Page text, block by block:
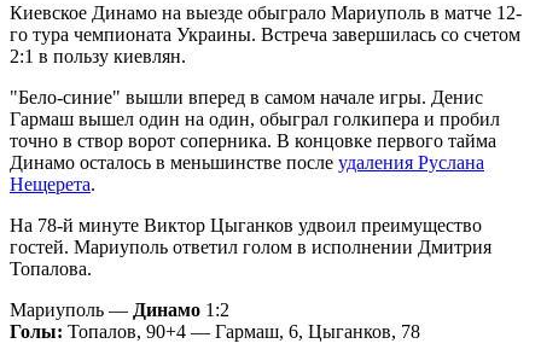
Киевское Динамо на выезде обыграло Мариуполь в матче 12-
го тура чемпионата Украины. Встреча завершилась со счетом
2:1 в пользу киевлян.
"Бело-синие" вышли вперед в самом начале игры. Денис
Гармаш вышел один на один, обыграл голкипера и пробил
точно в створ ворот соперника. В концовке первого тайма
Динамо осталось в меньшинстве после удаления Руслана
Нещерета.
На 78-й минуте Виктор Цыганков удвоил преимущество
гостей. Мариуполь ответил голом в исполнении Дмитрия
Топалова.
Мариуполь — Динамо 1:2
Голы: Топалов, 90+4 — Гармаш, 6, Цыганков, 78